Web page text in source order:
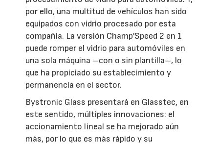
por ello, una multitud de vehículos han sido
equipados con vidrio procesado por esta
compañía. La versión Champ'Speed 2 en 1
puede romper el vidrio para automóviles en
una sola máquina –con o sin plantilla–, lo
que ha propiciado su establecimiento y
permanencia en el sector.
Bystronic Glass presentará en Glasstec, en
este sentido, múltiples innovaciones: el
accionamiento lineal se ha mejorado aún
más, por lo que es más rápido y su